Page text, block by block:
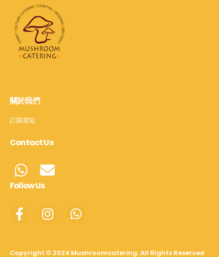
關於我們
訂購需知
Contact Us
Follow Us
Copyright © 2024 Mushroomcatering. All Rights Reserved